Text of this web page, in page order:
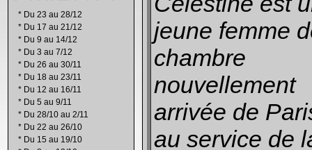
* Du 23 au 28/12
* Du 17 au 21/12
* Du 9 au 14/12
* Du 3 au 7/12
* Du 26 au 30/11
* Du 18 au 23/11
* Du 12 au 16/11
* Du 5 au 9/11
* Du 28/10 au 2/11
* Du 22 au 26/10
* Du 15 au 19/10
jeune femme
chambre
nouvellement
arrivée de
au service de